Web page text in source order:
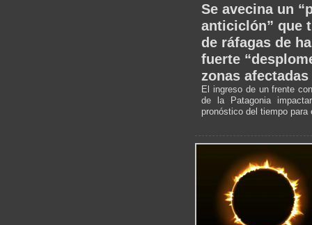
Se avecina un
anticiclón” que
de ráfagas de
fuerte
zonas afectadas
El ingreso de un frente
de la Patagonia
pronóstico del tiempo para